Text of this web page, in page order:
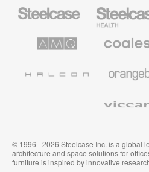
Health
Solutions
Mobilier
Premium
© 1996 - 2026 Steelcase Inc. is a global
architecture and space solutions for
furniture is inspired by innovative